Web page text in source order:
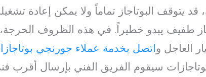
يتوقف البوتاجاز تماماً ولا يمكن إعادة
طفيف يبدو خطيراً. في هذه الظروف
العاجل واتصل بخدمة عملاء جورنجي
سيقوم الفريق الفني بإرسال أقرب